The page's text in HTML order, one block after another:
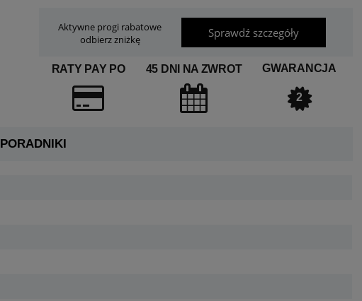
Aktywne progi rabatowe
odbierz zniżkę
Sprawdź szczegóły
RATY PAY PO 45 DNI NA ZWROT GWARANCJA
2
PORADNIKI